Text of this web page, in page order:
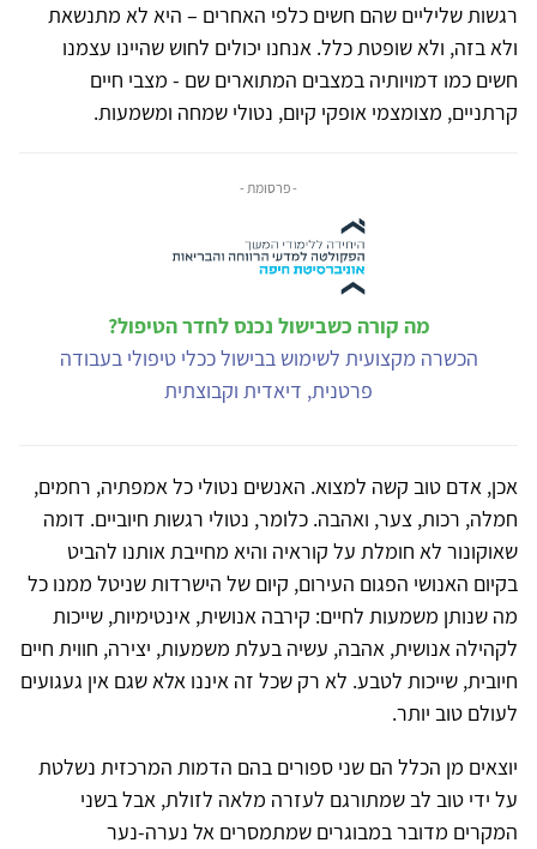
רגשות שליליים שהם חשים כלפי האחרים – היא לא מתנשאת
ולא בזה, ולא שופטת כלל. אנחנו יכולים לחוש שהיינו עצמנו
חשים כמו דמויותיה במצבים המתוארים שם - מצבי חיים
קרתניים, מצומצמי אופקי קיום, נטולי שמחה ומשמעות.
- פרסומת -
מה קורה כשבישול נכנס לחדר הטיפול?
הכשרה מקצועית לשימוש בבישול ככלי טיפולי בעבודה
פרטנית, דיאדית וקבוצתית
אכן, אדם טוב קשה למצוא. האנשים נטולי כל אמפתיה, רחמים,
חמלה, רכות, צער, ואהבה. כלומר, נטולי רגשות חיוביים. דומה
שאוקונור לא חומלת על קוראיה והיא מחייבת אותנו להביט
בקיום האנושי הפגום העירום, קיום של הישרדות שניטל ממנו כל
מה שנותן משמעות לחיים: קירבה אנושית, אינטימיות, שייכות
לקהילה אנושית, אהבה, עשיה בעלת משמעות, יצירה, חווית חיים
חיובית, שייכות לטבע. לא רק שכל זה איננו אלא שגם אין געגועים
לעולם טוב יותר.
יוצאים מן הכלל הם שני ספורים בהם הדמות המרכזית נשלטת
על ידי טוב לב שמתורגם לעזרה מלאה לזולת, אבל בשני
המקרים מדובר במבוגרים שמתמסרים אל נערה-נער